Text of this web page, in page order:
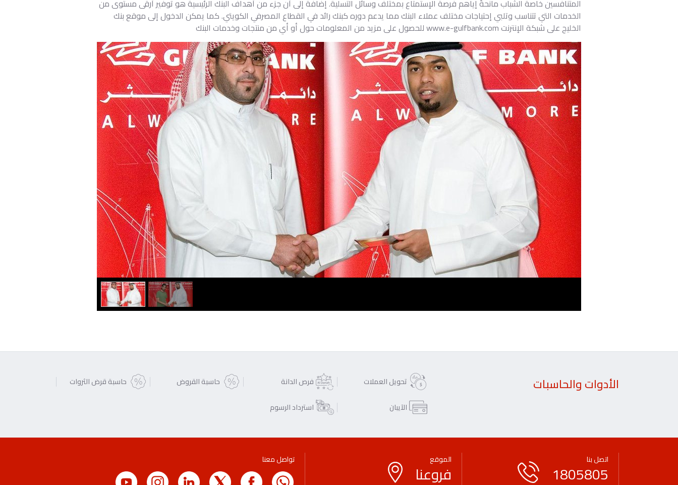
المتنافسين خاصة الشباب مانحةً إياهم فرصة الإستمتاع بمختلف وسائل التسلية. إضافة إلى أن جزء من أهداف البنك الرئيسية هو توفير أرقى مستوى من
الخدمات التي تتناسب وتلبي إحتياجات مختلف عملاء البنك مما يدعم دوره كبنك رائد في القطاع المصرفي الكويتي. كما يمكن الدخول إلى موقع بنك
الخليج على شبكة الإنترنت www.e-gulfbank.com للحصول على مزيد من المعلومات حول أو أي من منتجات وخدمات البنك
الأدوات والحاسبات تحويل العملات فرص الدانة حاسبة القروض
حاسبة قرض الثروات
الآيبان
استرداد الرسوم
اتصل بنا
1805805
الموقع
فروعنا
تواصل معنا